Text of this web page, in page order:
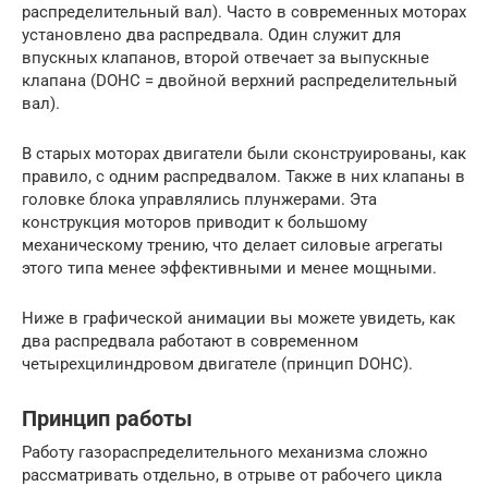
распределительный вал). Часто в современных моторах
установлено два распредвала. Один служит для
впускных клапанов, второй отвечает за выпускные
клапана (DOHC = двойной верхний распределительный
вал).
В старых моторах двигатели были сконструированы, как
правило, с одним распредвалом. Также в них клапаны в
головке блока управлялись плунжерами. Эта
конструкция моторов приводит к большому
механическому трению, что делает силовые агрегаты
этого типа менее эффективными и менее мощными.
Ниже в графической анимации вы можете увидеть, как
два распредвала работают в современном
четырехцилиндровом двигателе (принцип DOHC).
Принцип работы
Работу газораспределительного механизма сложно
рассматривать отдельно, в отрыве от рабочего цикла